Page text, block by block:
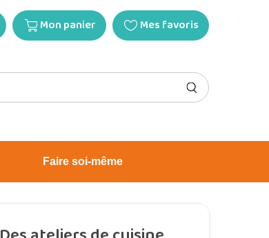
Mon panier Mes favoris
Faire soi-même